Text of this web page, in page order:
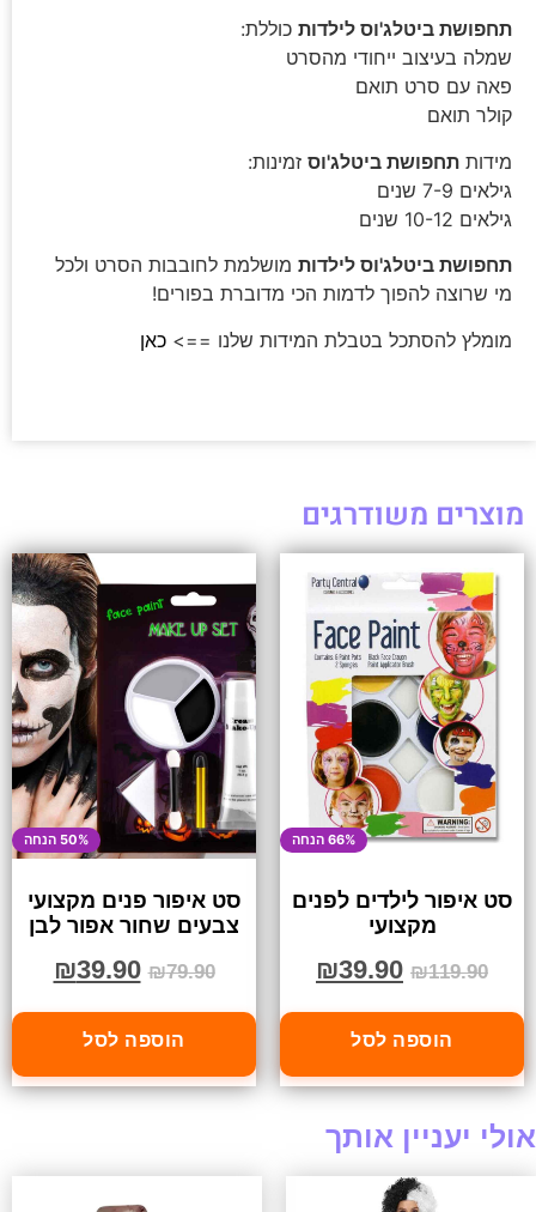
תחפושת ביטלג'וס לילדות כוללת:
שמלה בעיצוב ייחודי מהסרט
פאה עם סרט תואם
קולר תואם
מידות תחפושת ביטלג'וס זמינות:
גילאים 7-9 שנים
גילאים 10-12 שנים
תחפושת ביטלג'וס לילדות מושלמת לחובבות הסרט ולכל
מי שרוצה להפוך לדמות הכי מדוברת בפורים!
מומלץ להסתכל בטבלת המידות שלנו ==> כאן
מוצרים משודרגים
66% הנחה
סט איפור לילדים לפנים
מקצועי
₪119.90
₪39.90
הוספה לסל
50% הנחה
סט איפור פנים מקצועי
צבעים שחור אפור לבן
₪79.90
₪39.90
הוספה לסל
אולי יעניין אותך